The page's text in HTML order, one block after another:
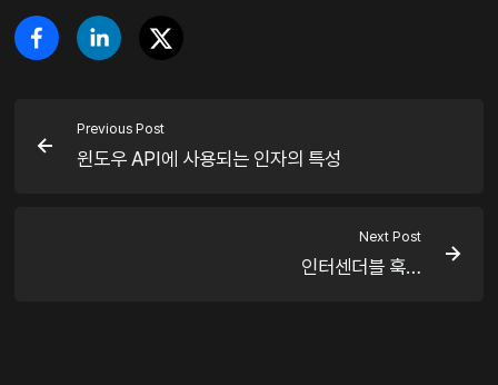
Previous Post
윈도우 API에 사용되는 인자의 특성
Next Post
인터센더블 훅…